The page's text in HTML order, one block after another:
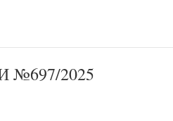
№697/2025